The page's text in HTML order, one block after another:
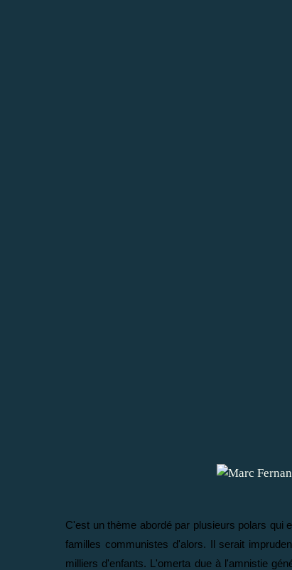
C'est un thème abordé par plusieurs polars qui
familles communistes d'alors. Il serait
milliers d'enfants. L'omerta due à l'amnistie